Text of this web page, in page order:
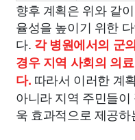
향후 계획은 위와 같
율성을 높이기 위한
다. 각 병원에서의 군
경우 지역 사회의 의
다. 따라서 이러한 계
아니라 지역 주민들
욱 효과적으로 제공